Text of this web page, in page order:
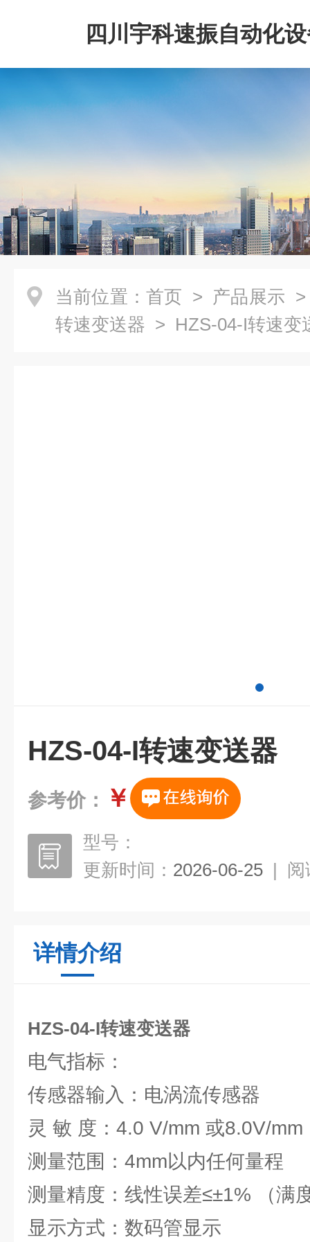
四川宇科速振自动化
公司
当前位置： 首页 > 产品展示
转速变送器 > HZS-04-I转速变
HZS-04-I转速变送器
参考价： ￥
型号：
更新时间： 2026-06-25 | 阅
详情介绍
HZS-04-I转速变送器
电气指标：
传感器输入：电涡流传感器
灵 敏 度：4.0 V/mm 或8.0V/mm
测量范围：4mm以内任何量程
测量精度：线性误差≤±1% （满
显示方式：数码管显示